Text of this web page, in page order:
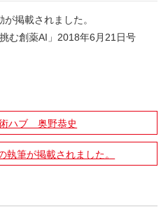
掲載されました。
む創薬AI」2018年6月21日号
ハブ 奥野恭史
執筆が掲載されました。